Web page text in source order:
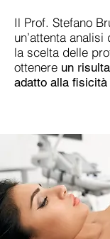
Il Prof. Stefano
un’attenta
la scelta delle
ottenere un
adatto alla